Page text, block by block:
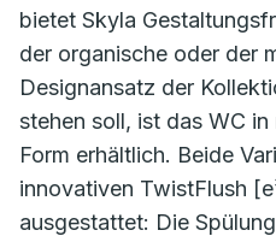
bietet Skyla
der organische oder der
Designansatz der
stehen soll, ist das WC
Form erhältlich. Beide
innovativen TwistFlush
ausgestattet: Die